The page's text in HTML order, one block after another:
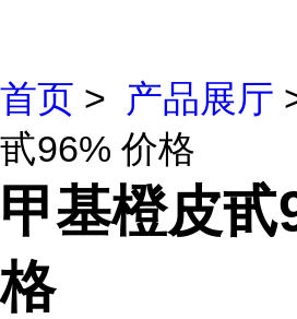
首页 > 产品展厅
甙96% 价格
甲基橙皮甙
格